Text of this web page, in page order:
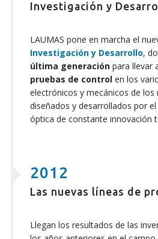
Investigación y
LAUMAS pone en marcha el
Investigación y Desarrollo,
última generación para llevar
pruebas de control en los
electrónicos y mecánicos de los
diseñados y desarrollados por
óptica de constante innovación
2012
Las nuevas líneas de
Llegan los resultados de las